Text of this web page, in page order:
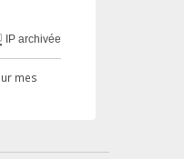
IP archivée
mes